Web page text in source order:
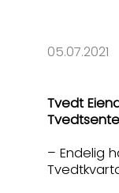
05.07.2021
Tvedt
– Endelig